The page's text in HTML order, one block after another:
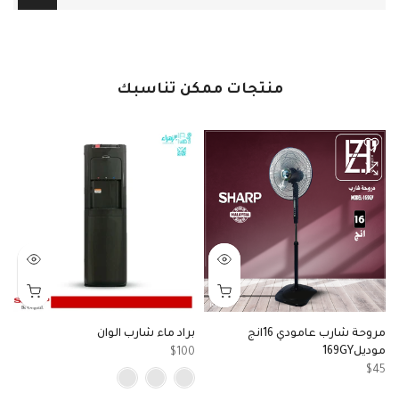
منتجات ممكن تناسبك
مروحة شارب عامودي 16انج
موديل169GY
$45
براد ماء شارب الوان
$100